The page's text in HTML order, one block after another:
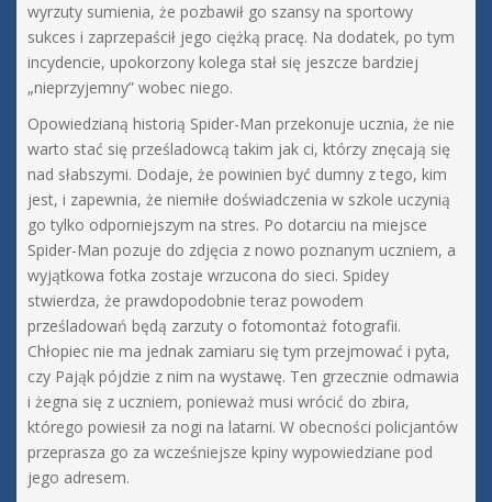
wyrzuty sumienia, że pozbawił go szansy na sportowy
sukces i zaprzepaścił jego ciężką pracę. Na dodatek, po tym
incydencie, upokorzony kolega stał się jeszcze bardziej
„nieprzyjemny” wobec niego.
Opowiedzianą historią Spider-Man przekonuje ucznia, że nie
warto stać się prześladowcą takim jak ci, którzy znęcają się
nad słabszymi. Dodaje, że powinien być dumny z tego, kim
jest, i zapewnia, że niemiłe doświadczenia w szkole uczynią
go tylko odporniejszym na stres. Po dotarciu na miejsce
Spider-Man pozuje do zdjęcia z nowo poznanym uczniem, a
wyjątkowa fotka zostaje wrzucona do sieci. Spidey
stwierdza, że prawdopodobnie teraz powodem
prześladowań będą zarzuty o fotomontaż fotografii.
Chłopiec nie ma jednak zamiaru się tym przejmować i pyta,
czy Pająk pójdzie z nim na wystawę. Ten grzecznie odmawia
i żegna się z uczniem, ponieważ musi wrócić do zbira,
którego powiesił za nogi na latarni. W obecności policjantów
przeprasza go za wcześniejsze kpiny wypowiedziane pod
jego adresem.